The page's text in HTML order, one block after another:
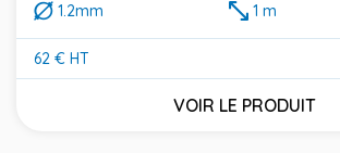
1.2mm 1 m
62 € HT
Prix
VOIR LE PRODUIT